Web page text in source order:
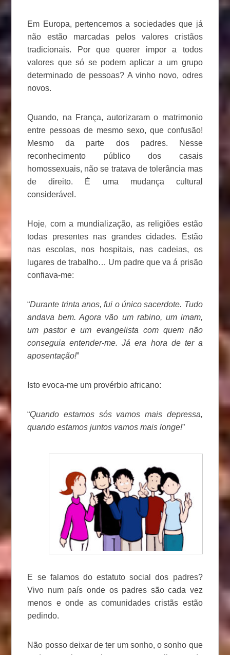
Em Europa, pertencemos a sociedades que já
não estão marcadas pelos valores cristãos
tradicionais. Por que querer impor a todos
valores que só se podem aplicar a um grupo
determinado de pessoas? A vinho novo, odres
novos.
Quando, na França, autorizaram o matrimonio
entre pessoas de mesmo sexo, que confusão!
Mesmo da parte dos padres. Nesse
reconhecimento público dos casais
homossexuais, não se tratava de tolerância mas
de direito. É uma mudança cultural
considerável.
Hoje, com a mundialização, as religiões estão
todas presentes nas grandes cidades. Estão
nas escolas, nos hospitais, nas cadeias, os
lugares de trabalho… Um padre que va á prisão
confiava-me:
“Durante trinta anos, fui o único sacerdote. Tudo
andava bem. Agora vão um rabino, um imam,
um pastor e um evangelista com quem não
conseguia entender-me. Já era hora de ter a
aposentação!”
Isto evoca-me um provérbio africano:
“Quando estamos sós vamos mais depressa,
quando estamos juntos vamos mais longe!”
E se falamos do estatuto social dos padres?
Vivo num país onde os padres são cada vez
menos e onde as comunidades cristãs estão
pedindo.
Não posso deixar de ter um sonho, o sonho que